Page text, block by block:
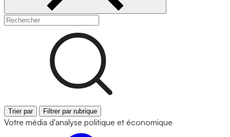
Trier par Filtrer par rubrique
Votre média d'analyse politique et économique